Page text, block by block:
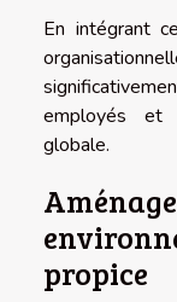
En intégrant
employés et
globale.
propice